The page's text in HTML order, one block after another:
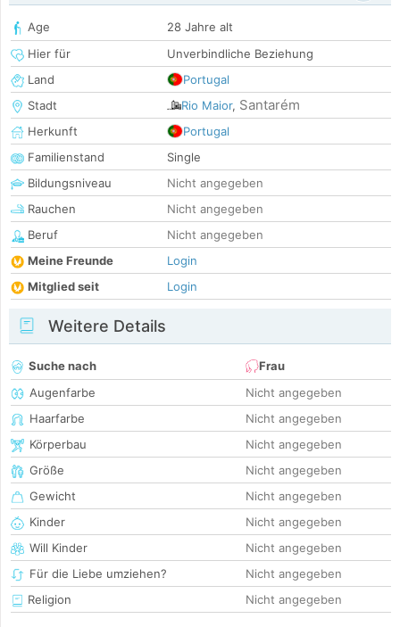
Age
28 Jahre alt
Hier für
Unverbindliche Beziehung
Land
Portugal
Stadt
Rio Maior, Santarém
Herkunft
Portugal
Familienstand
Single
Bildungsniveau
Nicht angegeben
Rauchen
Nicht angegeben
Beruf
Nicht angegeben
Meine Freunde
Login
Mitglied seit
Login
Weitere Details
Suche nach
Frau
Augenfarbe
Nicht angegeben
Haarfarbe
Nicht angegeben
Körperbau
Nicht angegeben
Größe
Nicht angegeben
Gewicht
Nicht angegeben
Kinder
Nicht angegeben
Will Kinder
Nicht angegeben
Für die Liebe umziehen?
Nicht angegeben
Religion
Nicht angegeben